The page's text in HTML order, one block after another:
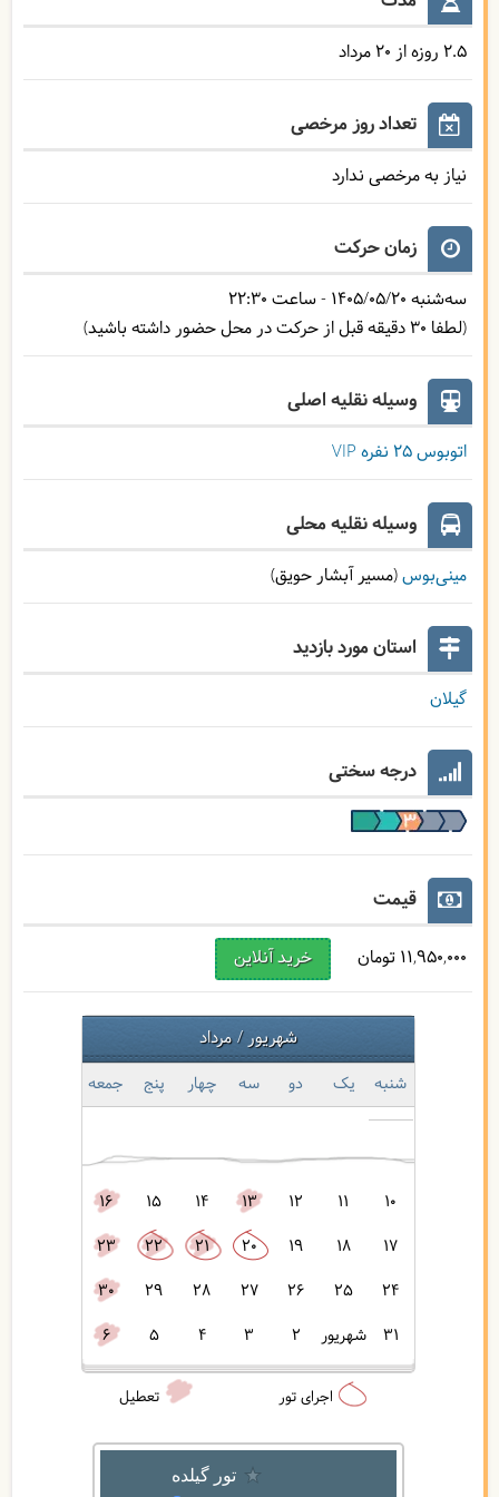
2.5 روزه از 20 مرداد
تعداد روز مرخصی
نیاز به مرخصی ندارد
زمان حرکت
سه‌شنبه 1405/05/20 - ساعت 22:30
(لطفا 30 دقیقه قبل از حرکت در محل حضور داشته باشید)
وسیله نقلیه اصلی
اتوبوس ۲۵ نفره VIP
وسیله نقلیه محلی
مینی‌بوس(مسیر آبشار حویق)
استان‌ مورد بازدید
گیلان
درجه سختی
قیمت
11,950,000 تومان خرید آنلاین
شهریور مرداد
شنبه یک دو سه‌ چهار پنج جمعه
10
11
12
13
14
15
16
17
18
19
20
21
22
23
24
25
26
27
28
29
30
31
شهریور 2
3
4
5
6
اجرای تور تعطیل